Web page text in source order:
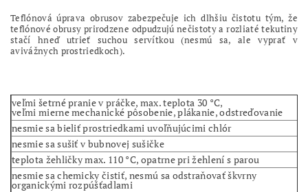
Teflónová úprava obrusov zabezpečuje ich dlhšiu čistotu tým, že
teflónové obrusy prirodzene odpudzujú nečistoty a rozliaté tekutiny
stačí hneď utrieť suchou servítkou (nesmú sa, ale vyprať v
avivážnych prostriedkoch).
veľmi šetrné pranie v práčke, max. teplota 30 °C,
veľmi mierne mechanické pôsobenie, plákanie, odstreďovanie
nesmie sa bieliť prostriedkami uvoľňujúcimi chlór
nesmie sa sušiť v bubnovej sušičke
teplota žehličky max. 110 °C, opatrne pri žehlení s parou
nesmie sa chemicky čistiť, nesmú sa odstraňovať škvrny
organickými rozpúšťadlami